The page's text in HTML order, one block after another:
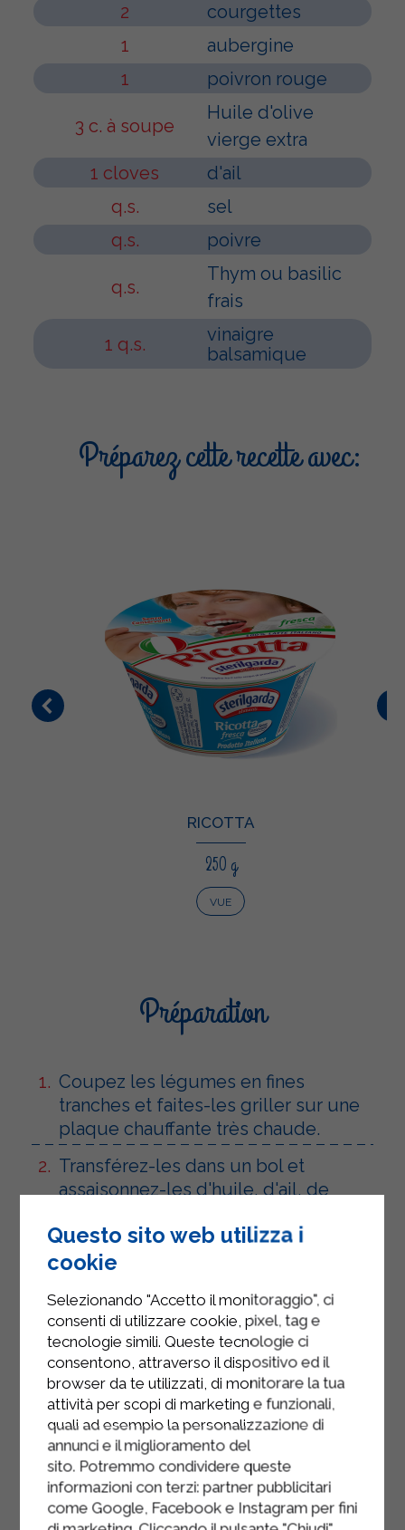
2
courgettes
1
aubergine
1
poivron rouge
3 c. à soupe
Huile d'olive
vierge extra
1 cloves
d'ail
q.s.
sel
q.s.
poivre
q.s.
Thym ou basilic
frais
1 q.s.
vinaigre
balsamique
Préparez cette recette avec:
RICOTTA
250 g
VUE
Préparation
Coupez les légumes en fines
tranches et faites-les griller sur une
plaque chauffante très chaude.
Transférez-les dans un bol et
assaisonnez-les d'huile, d'ail, de
poivre. Laissez mijoter quelques
minutes.
Mélangez la ricotta Sterilgarda avec
la crème Sterilgarda et les herbes
aromatiques jusqu'à obtenir une
crème lisse et homogène.
Enfournez du pain carasau
croustillant ou de la pâte filo à 180°C
pendant quelques minutes.
Assemblez le millefeuille en
alternant des couches de base
Questo sito web utilizza i
cookie
Selezionando "Accetto il monitoraggio", ci
consenti di utilizzare cookie, pixel, tag e
tecnologie simili. Queste tecnologie ci
consentono, attraverso il dispositivo ed il
browser da te utilizzati, di monitorare la tua
attività per scopi di marketing e funzionali,
quali ad esempio la personalizzazione di
annunci e il miglioramento del
sito. Potremmo condividere queste
informazioni con terzi: partner pubblicitari
come Google, Facebook e Instagram per fini